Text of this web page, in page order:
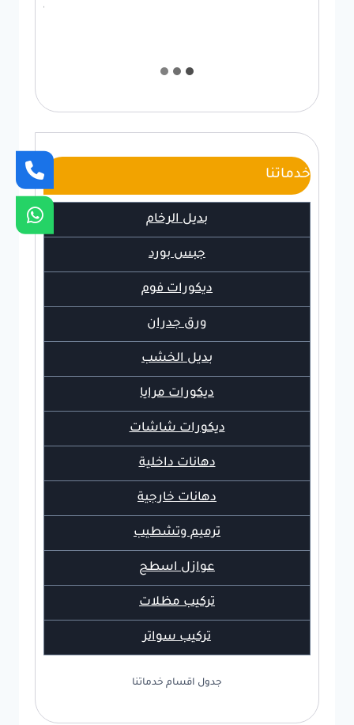
خدماتنا
بديل الرخام
جبس بورد
ديكورات فوم
ورق جدران
بديل الخشب
ديكورات مرايا
ديكورات شاشات
دهانات داخلية
دهانات خارجية
ترميم وتشطيب
عوازل اسطح
تركيب مظلات
تركيب سواتر
جدول اقسام خدماتنا